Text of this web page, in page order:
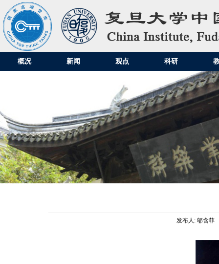
概况 新闻 观点 科研
发布人: 邬含菲